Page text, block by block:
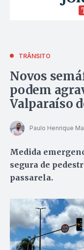
TRÂNSITO
Novos
podem
Valparaíso
Paulo Henrique
Medida
segura de
passarela.